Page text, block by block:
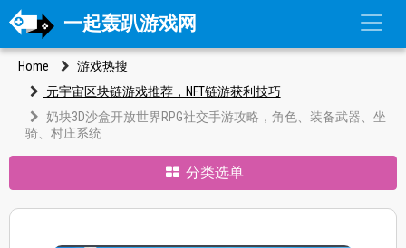
一起轰趴游戏网
Home
游戏热搜
元宇宙区块链游戏推荐，NFT链游获利技巧
奶块3D沙盒开放世界RPG社交手游攻略，角色、装备武器、坐
骑、村庄系统
分类选单